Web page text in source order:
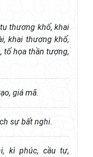
thương khố, khai
khai thương khố,
tố họa thần tượng,
giá mã.
sự bất nghi.
kì phúc, cầu tự,